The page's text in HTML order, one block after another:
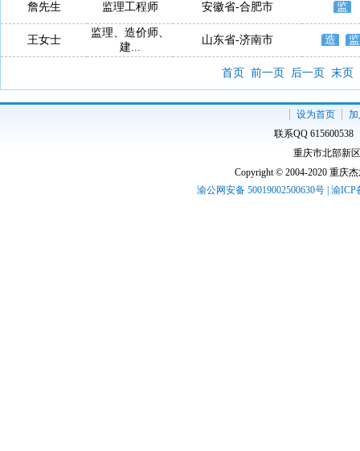
詹先生 监理工程师 安徽省-合肥市 监
王女士
监理、造价师、
建...
山东省-济南市 造 监
首页 前一页 后一页 末页
设为首页
加
联系QQ
重庆市北部新
Copyright © 2004-2020 重庆
渝公网安备 50019002500630号 | 渝